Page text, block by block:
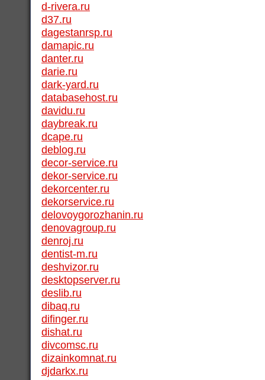
d-rivera.ru
d37.ru
dagestanrsp.ru
damapic.ru
danter.ru
darie.ru
dark-yard.ru
databasehost.ru
davidu.ru
daybreak.ru
dcape.ru
deblog.ru
decor-service.ru
dekor-service.ru
dekorcenter.ru
dekorservice.ru
delovoygorozhanin.ru
denovagroup.ru
denroj.ru
dentist-m.ru
deshvizor.ru
desktopserver.ru
deslib.ru
dibaq.ru
difinger.ru
dishat.ru
divcomsc.ru
dizainkomnat.ru
djdarkx.ru